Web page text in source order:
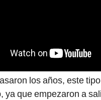
los años, este
ya que empezaron a